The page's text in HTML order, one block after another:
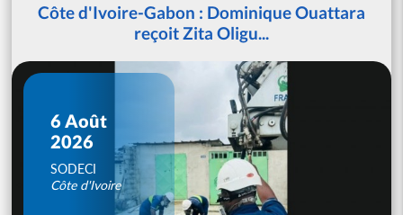
Côte d'Ivoire-Gabon : Dominique Ouattara
reçoit Zita Oligu...
6 Août
2026
SODECI
Côte d'Ivoire